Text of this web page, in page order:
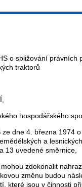
o sbližování
traktorů
hospodářského
dne 4. března 1974
a
13 uvedené směrnice,
zdokonalit
změnu budou
které jsou v činnosti
náhrady
škody